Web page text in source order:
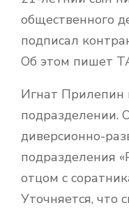
общественного
подписал
Об этом пишет
Игнат Прилепин
подразделении.
диверсионно-
подразделения
отцом с
Уточняется, что